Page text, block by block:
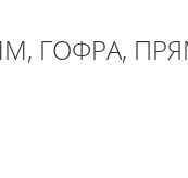
ГОФРА,